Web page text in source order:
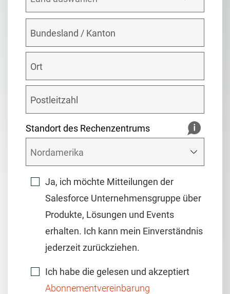
Standort des Rechenzentrums
Ja, ich möchte Mitteilungen der
Salesforce Unternehmensgruppe über
Produkte, Lösungen und Events
erhalten. Ich kann mein Einverständnis
jederzeit zurückziehen.
Ich habe die gelesen und akzeptiert
Abonnementvereinbarung